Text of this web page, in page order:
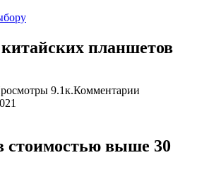
планшетов
9.1к.Комментарии
стоимостью выше 30